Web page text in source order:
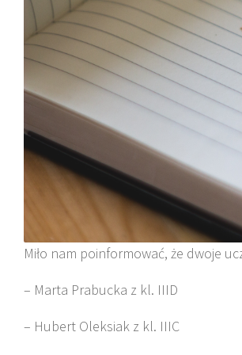
Miło nam poinformować, że dwoje
– Marta Prabucka z kl. IIID
– Hubert Oleksiak z kl. IIIC